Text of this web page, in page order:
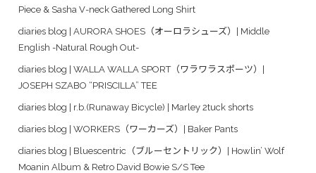
Piece & Sasha V-neck Gathered Long Shirt
diaries blog | AURORA SHOES（オーロラシューズ）| Middle
English -Natural Rough Out-
diaries blog | WALLA WALLA SPORT（ワラワラスポーツ）|
JOSEPH SZABO “PRISCILLA” TEE
diaries blog | r.b.(Runaway Bicycle) | Marley 2tuck shorts
diaries blog | WORKERS（ワーカーズ）| Baker Pants
diaries blog | Bluescentric（ブルーセントリック）| Howlin’ Wolf
Moanin Album & Retro David Bowie S/S Tee